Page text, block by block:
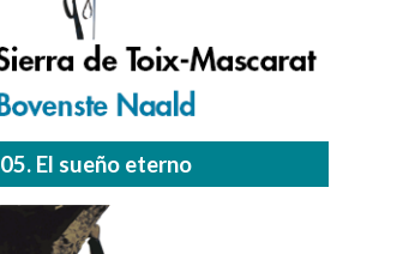
05. El sueño eterno